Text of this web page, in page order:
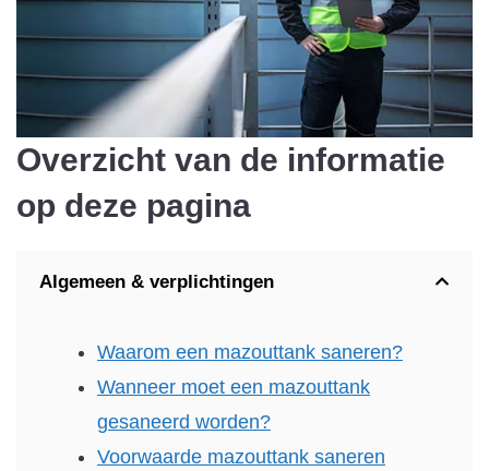
Overzicht van de informatie
op deze pagina
Algemeen & verplichtingen
Waarom een mazouttank saneren?
Wanneer moet een mazouttank
gesaneerd worden?
Voorwaarde mazouttank saneren